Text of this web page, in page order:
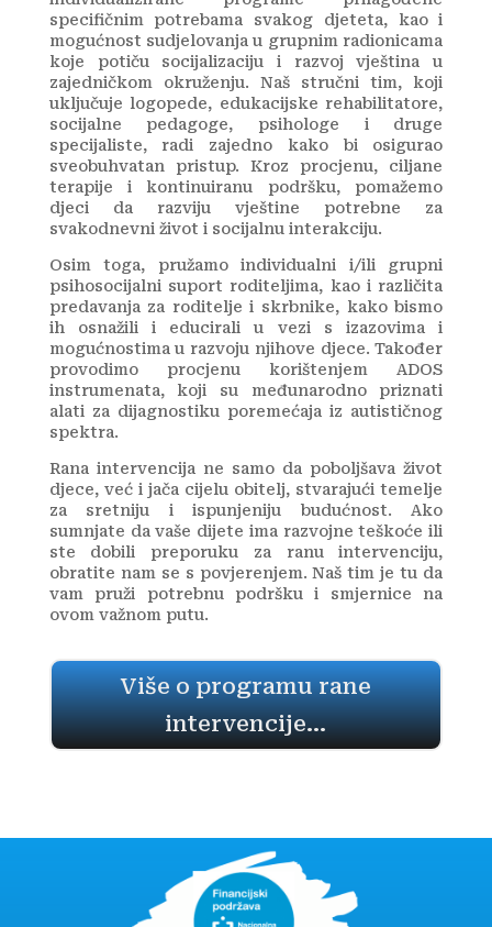
specifičnim potrebama svakog djeteta, kao i
mogućnost sudjelovanja u grupnim radionicama
koje potiču socijalizaciju i razvoj vještina u
zajedničkom okruženju. Naš stručni tim, koji
uključuje logopede, edukacijske rehabilitatore,
socijalne pedagoge, psihologe i druge
specijaliste, radi zajedno kako bi osigurao
sveobuhvatan pristup. Kroz procjenu, ciljane
terapije i kontinuiranu podršku, pomažemo
djeci da razviju vještine potrebne za
svakodnevni život i socijalnu interakciju.
Osim toga, pružamo individualni i/ili grupni
psihosocijalni suport roditeljima, kao i različita
predavanja za roditelje i skrbnike, kako bismo
ih osnažili i educirali u vezi s izazovima i
mogućnostima u razvoju njihove djece. Također
provodimo procjenu korištenjem ADOS
instrumenata, koji su međunarodno priznati
alati za dijagnostiku poremećaja iz autističnog
spektra.
Rana intervencija ne samo da poboljšava život
djece, već i jača cijelu obitelj, stvarajući temelje
za sretniju i ispunjeniju budućnost. Ako
sumnjate da vaše dijete ima razvojne teškoće ili
ste dobili preporuku za ranu intervenciju,
obratite nam se s povjerenjem. Naš tim je tu da
vam pruži potrebnu podršku i smjernice na
ovom važnom putu.
Više o programu rane
intervencije...